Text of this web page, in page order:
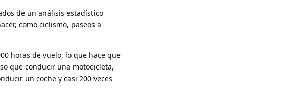
de un análisis estadístico
como ciclismo, paseos a
horas de vuelo, lo que hace que
que conducir una motocicleta,
un coche y casi 200 veces